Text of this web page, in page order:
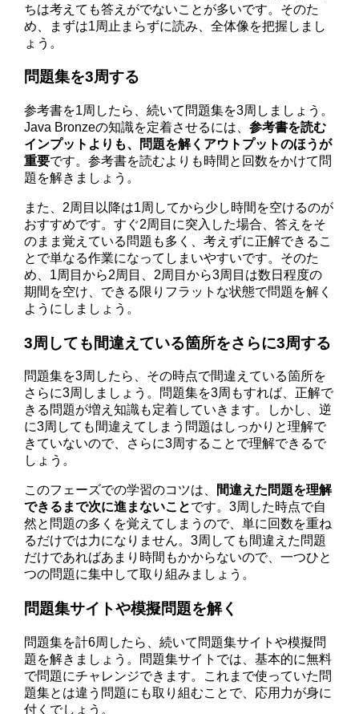
ちは考えても答えがでないことが多いです。そのた
め、まずは1周止まらずに読み、全体像を把握しまし
ょう。
問題集を3周する
参考書を1周したら、続いて問題集を3周しましょう。
Java Bronzeの知識を定着させるには、参考書を読む
インプットよりも、問題を解くアウトプットのほうが
重要です。参考書を読むよりも時間と回数をかけて問
題を解きましょう。
また、2周目以降は1周してから少し時間を空けるのが
おすすめです。すぐ2周目に突入した場合、答えをそ
のまま覚えている問題も多く、考えずに正解できるこ
とで単なる作業になってしまいやすいです。そのた
め、1周目から2周目、2周目から3周目は数日程度の
期間を空け、できる限りフラットな状態で問題を解く
ようにしましょう。
3周しても間違えている箇所をさらに3周する
問題集を3周したら、その時点で間違えている箇所を
さらに3周しましょう。問題集を3周もすれば、正解で
きる問題が増え知識も定着していきます。しかし、逆
に3周しても間違えてしまう問題はしっかりと理解で
きていないので、さらに3周することで理解できるで
しょう。
このフェーズでの学習のコツは、 間違えた問題を理解
できるまで次に進まないことです。3周した時点で自
然と問題の多くを覚えてしまうので、単に回数を重ね
るだけでは力になりません。3周しても間違えた問題
だけであればあまり時間もかからないので、一つひと
つの問題に集中して取り組みましょう。
問題集サイトや模擬問題を解く
問題集を計6周したら、続いて問題集サイトや模擬問
題を解きましょう。問題集サイトでは、基本的に無料
で問題にチャレンジできます。これまで使っていた問
題集とは違う問題にも取り組むことで、応用力が身に
付くでしょう。